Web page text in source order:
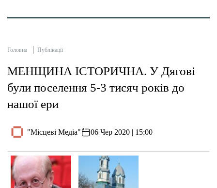
Головна Публікації
МЕНЩИНА ІСТОРИЧНА. У Дягові
були поселення 5-3 тисяч років до
нашої ери
"Місцеві Медіа" 06 Чер 2020 | 15:00